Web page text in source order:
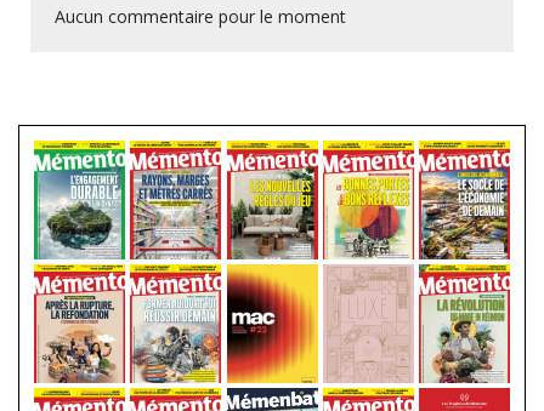
Aucun commentaire pour le moment